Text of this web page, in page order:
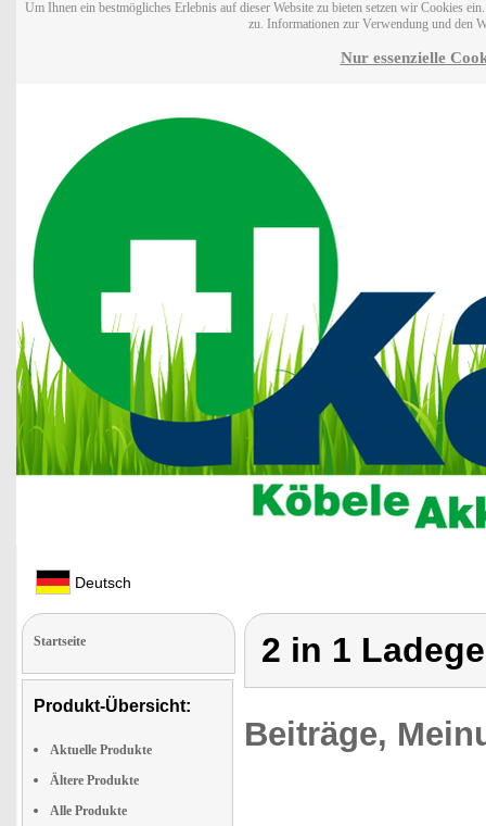
Um Ihnen ein bestmögliches Erlebnis auf dieser Website zu bieten setzen wir Cookies
zu. Informationen zur Verwendung und den
Nur essenzielle
Deutsch
Startseite
Produkt-Übersicht:
Aktuelle Produkte
Ältere Produkte
Alle Produkte
2 in 1
Beiträge,